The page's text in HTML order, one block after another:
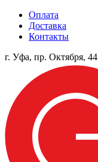
Оплата
Доставка
Контакты
г. Уфа, пр. Октября, 44